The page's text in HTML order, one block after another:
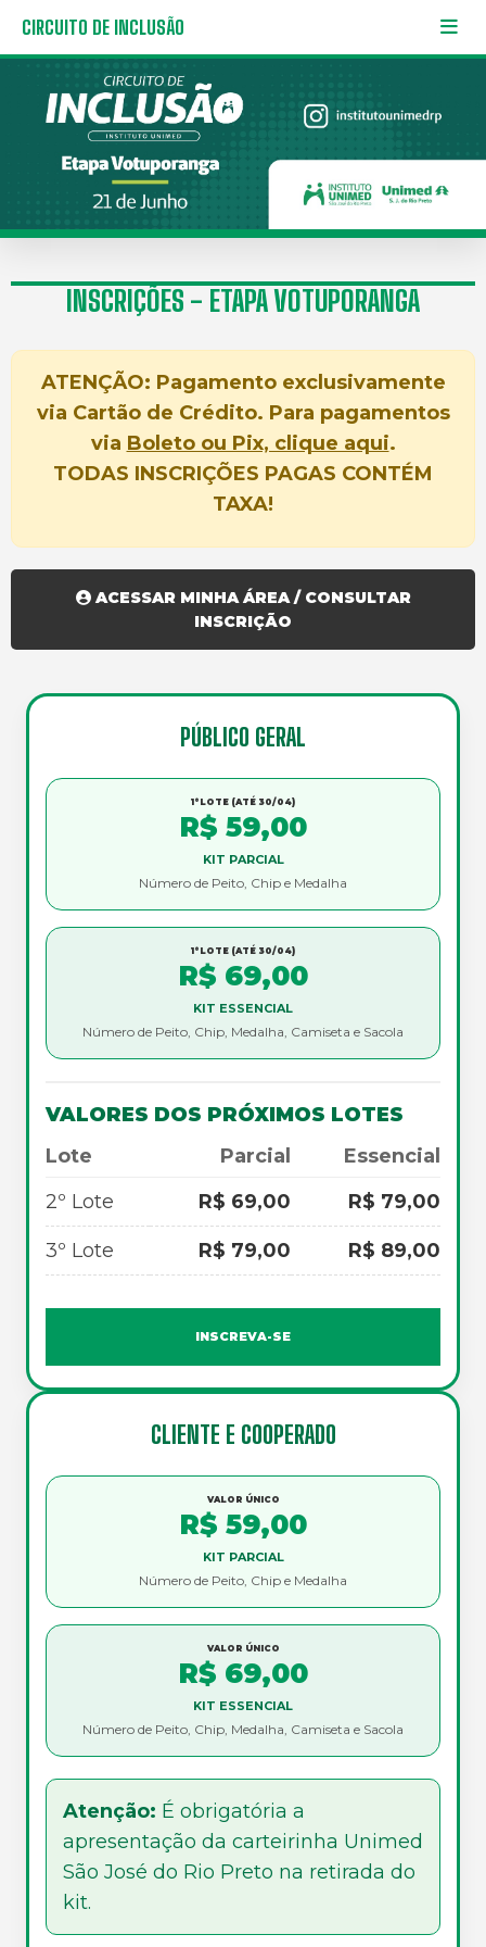
CIRCUITO DE INCLUSÃO
INSCRIÇÕES - ETAPA VOTUPORANGA
ATENÇÃO: Pagamento exclusivamente
via Cartão de Crédito. Para pagamentos
via Boleto ou Pix, clique aqui.
TODAS INSCRIÇÕES PAGAS CONTÉM
TAXA!
ACESSAR MINHA ÁREA / CONSULTAR
INSCRIÇÃO
PÚBLICO GERAL
1°LOTE (ATÉ 30/04)
R$ 59,00
KIT PARCIAL
Número de Peito, Chip e Medalha
1°LOTE (ATÉ 30/04)
R$ 69,00
KIT ESSENCIAL
Número de Peito, Chip, Medalha, Camiseta e Sacola
VALORES DOS PRÓXIMOS LOTES
Lote
Parcial
Essencial
2º Lote
R$ 69,00 R$ 79,00
3º Lote R$ 79,00 R$ 89,00
INSCREVA-SE
CLIENTE E COOPERADO
VALOR ÚNICO
R$ 59,00
KIT PARCIAL
Número de Peito, Chip e Medalha
VALOR ÚNICO
R$ 69,00
KIT ESSENCIAL
Número de Peito, Chip, Medalha, Camiseta e Sacola
Atenção: É obrigatória a
apresentação da carteirinha Unimed
São José do Rio Preto na retirada do
kit.